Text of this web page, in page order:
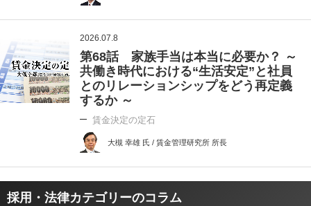
2026.07.8
第68話 家族手当は本当に必要か？ ～
共働き時代における“生活安定”と社員
とのリレーションシップをどう再定義
するか ～
賃金決定の定石
大槻 幸雄 氏 / 賃金管理研究所 所長
採用・法律カテゴリーのコラム